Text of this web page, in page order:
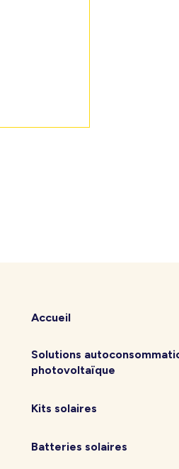
Accueil
Solutions
photovoltaïque
Kits solaires
Batteries solaires